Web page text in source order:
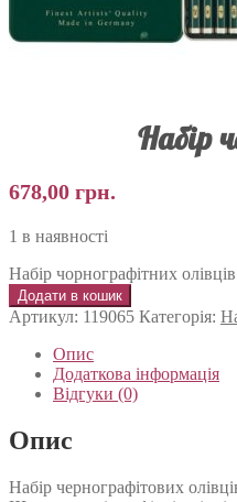
Набір
678,00 грн.
1 в наявності
Набір чорнографітних
Додати в кошик
Артикул: 119065 Категорія:
Опис
Додаткова інформація
Відгуки (0)
Опис
Набір чернографітових